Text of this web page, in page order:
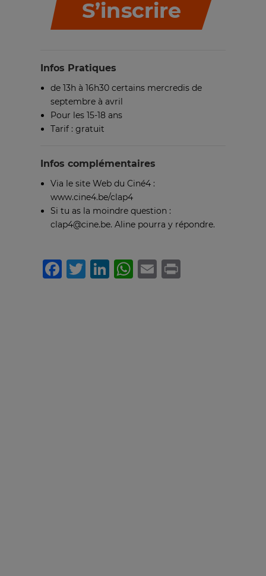
Infos Pratiques
de 13h à 16h30 certains mercredis de
septembre à avril
Pour les 15-18 ans
Tarif : gratuit
Infos complémentaires
Via le site Web du Ciné4 :
www.cine4.be/clap4
Si tu as la moindre question :
clap4@cine.be. Aline pourra y répondre.
Facebook
Twitter
LinkedIn
WhatsApp
Email